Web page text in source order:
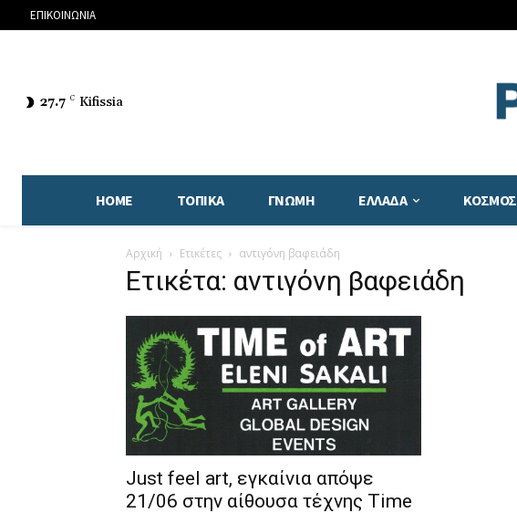
ΕΠΙΚΟΙΝΩΝΙΑ
27.7 C Kifissia
HOME ΤΟΠΙΚΑ ΓΝΩΜΗ ΕΛΛΑΔΑ ΚΟΣΜΟΣ
Αρχική Ετικέτες αντιγόνη βαφειάδη
Ετικέτα: αντιγόνη βαφειάδη
Just feel art, εγκαίνια απόψε
21/06 στην αίθουσα τέχνης Time